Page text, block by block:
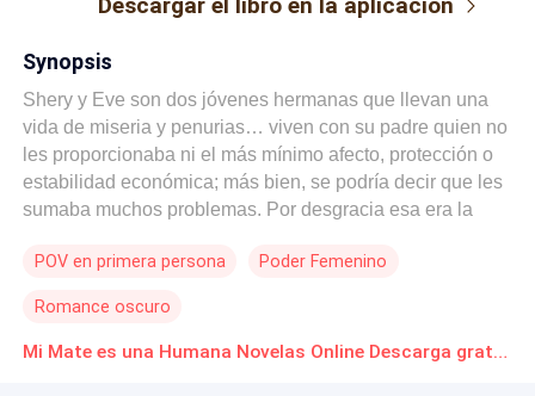
Synopsis
Shery y Eve son dos jóvenes hermanas que llevan una
vida de miseria y penurias… viven con su padre quien no
les proporcionaba ni el más mínimo afecto, protección o
estabilidad económica; más bien, se podría decir que les
sumaba muchos problemas. Por desgracia esa era la
medida que pasara el tiempo las cosas empeorarían
era huir de las garras de los tiranos amigos de sus
padre… El bienestar de estas chicas dependerían de un
POV en primera persona Poder Femenino
Romance oscuro
Mi Mate es una Humana Novelas Online Descarga gratuita de PDF